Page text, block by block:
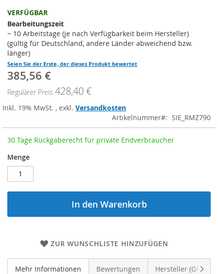
springen
VERFÜGBAR
Bearbeitungszeit
~ 10 Arbeitstage (je nach Verfügbarkeit beim Hersteller)
(gültig für Deutschland, andere Länder abweichend bzw.
länger)
Seien Sie der Erste, der dieses Produkt bewertet
Sonderpreis
385,56 €
Regulärer Preis 428,40 €
Inkl. 19% MwSt. , exkl. Versandkosten
Artikelnummer
SIE_RMZ790
30 Tage Rückgaberecht für private Endverbraucher
Menge
In den Warenkorb
ZUR WUNSCHLISTE HINZUFÜGEN
Mehr Informationen Bewertungen Hersteller (GPSR)